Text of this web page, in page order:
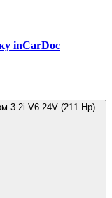
inCarDoc
3.2i V6 24V (211 Hp)